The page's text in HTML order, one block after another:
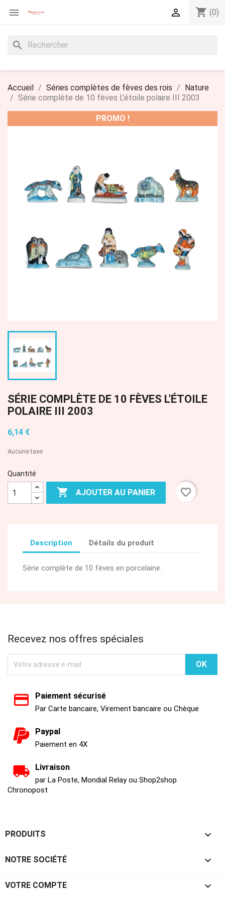
 shopping_cart (0)

search
Accueil Séries complètes de fèves des rois
Nature
Série complète de 10 fèves L'étoile polaire III 2003
PROMO !
SÉRIE COMPLÈTE DE 10 FÈVES L'ÉTOILE
POLAIRE III 2003
6,14 €
Aucune taxe
Quantité
 AJOUTER AU PANIER favorite_border
Description Détails du produit
Série complète de 10 fèves en porcelaine.
Recevez nos offres spéciales
Paiement sécurisé
Par Carte bancaire, Virement bancaire ou Chèque
Paypal
Paiement en 4X
Livraison
par La Poste, Mondial Relay ou Shop2shop
Chronopost
PRODUITS 
NOTRE SOCIÉTÉ 
VOTRE COMPTE 